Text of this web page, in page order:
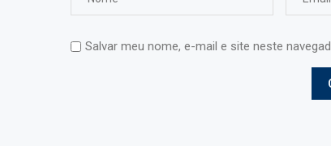
Salvar meu nome, e-mail e site neste